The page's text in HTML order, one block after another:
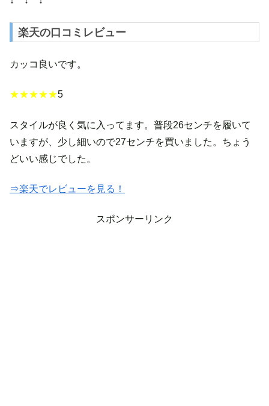
楽天の口コミレビュー
カッコ良いです。
★★★★★5
スタイルが良く気に入ってます。普段26センチを履いて
いますが、少し細いので27センチを買いました。ちょう
どいい感じでした。
⇒楽天でレビューを見る！
スポンサーリンク